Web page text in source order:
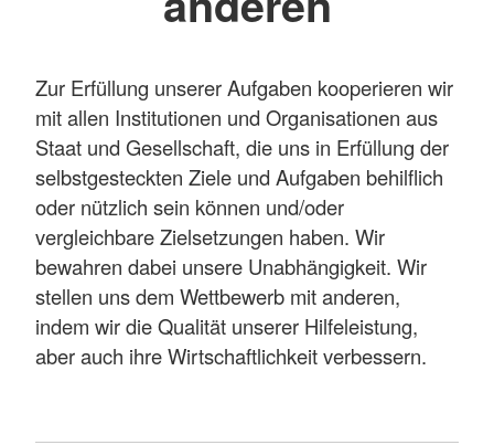
Zur Erfüllung unserer Aufgaben kooperieren wir
mit allen Institutionen und Organisationen aus
Staat und Gesellschaft, die uns in Erfüllung der
selbstgesteckten Ziele und Aufgaben behilflich
oder nützlich sein können und/oder
vergleichbare Zielsetzungen haben. Wir
bewahren dabei unsere Unabhängigkeit. Wir
stellen uns dem Wettbewerb mit anderen,
indem wir die Qualität unserer Hilfeleistung,
aber auch ihre Wirtschaftlichkeit verbessern.